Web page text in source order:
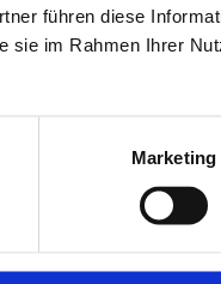
führen diese
sie im Rahmen Ihrer
Marketing